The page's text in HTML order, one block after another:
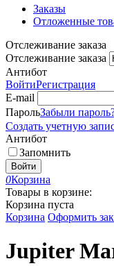
Заказы
Отложенные
Отслеживание заказа
Отслеживание заказа
Антибот
ВойтиРегистрация
E-mail
ПарольЗабыли
Создать учетную
Антибот
Запомнить
Войти
0Корзина
Товары в корзине:
Корзина пуста
Корзина Оформить
Jupiter